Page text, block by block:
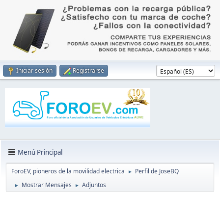
Iniciar sesión Registrarse
Menú Principal
ForoEV, pioneros de la movilidad electrica ► Perfil de JoseBQ
► Mostrar Mensajes ► Adjuntos